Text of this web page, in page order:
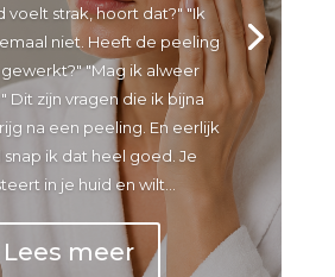
voelt strak, hoort dat?" "Ik
niet. Heeft de peeling
"Mag ik alweer
Dit zijn vragen die ik bijna
na een peeling. En eerlijk
ik dat heel goed. Je
in je huid en wilt...
Lees meer